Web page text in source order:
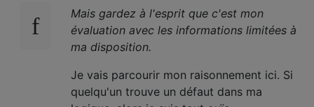
Mais gardez à l'esprit que c'est mon
évaluation avec les informations limitées à
ma disposition.
Je vais parcourir mon raisonnement ici. Si
quelqu'un trouve un défaut dans ma